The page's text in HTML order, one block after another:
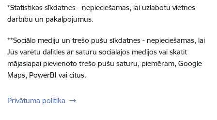
*Statistikas sīkdatnes - nepieciešamas, lai uzlabotu vietnes
darbību un pakalpojumus.
**Sociālo mediju un trešo pušu sīkdatnes - nepieciešamas, lai
Jūs varētu dalīties ar saturu sociālajos medijos vai skatīt
mājaslapai pievienoto trešo pušu saturu, piemēram, Google
Maps, PowerBI vai citus.
Privātuma politika